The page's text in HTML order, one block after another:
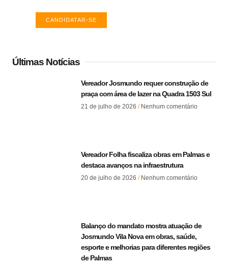
CANDIDATAR-SE
Últimas Notícias
Vereador Josmundo requer construção de
praça com área de lazer na Quadra 1503 Sul
21 de julho de 2026 Nenhum comentário
Vereador Folha fiscaliza obras em Palmas e
destaca avanços na infraestrutura
20 de julho de 2026 Nenhum comentário
Balanço do mandato mostra atuação de
Josmundo Vila Nova em obras, saúde,
esporte e melhorias para diferentes regiões
de Palmas